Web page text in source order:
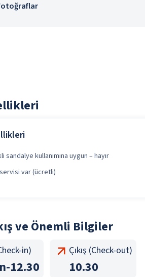
sandalye kullanımına uygun – hayır
var (ücretli)
ve Önemli Bilgiler
in)
-12.30
Çıkış (Check-out)
10.30